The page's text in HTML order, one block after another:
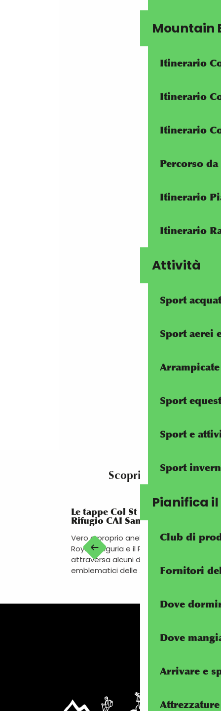
Mountain
Itinerario
Itinerario
Itinerario
Percorso
Itinerario
Itinerario
Attività
Sport
Sport aerei
Sport
Sport e
Sport
Pianifica
Club di
Fornitori
Dove
Dove
Arrivare e
Scopri altri
Le tappe Col St Dalmas-De-
Rifugio CAI Sanremo T. Gauzzi e
Vero e proprio anello di congiunzione tra
Roya, la Liguria e il Piemonte, questo
attraversa alcuni dei paesaggi e dei
emblematici delle Alpi...